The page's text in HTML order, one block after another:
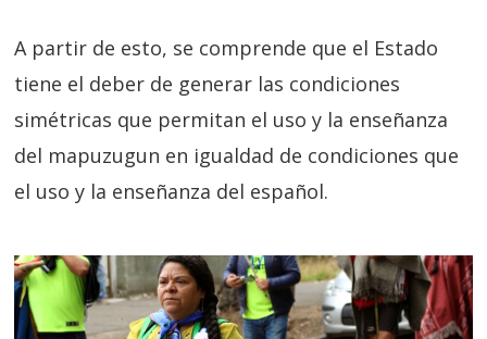
A partir de esto, se comprende que el Estado
tiene el deber de generar las condiciones
simétricas que permitan el uso y la enseñanza
del mapuzugun en igualdad de condiciones que
el uso y la enseñanza del español.